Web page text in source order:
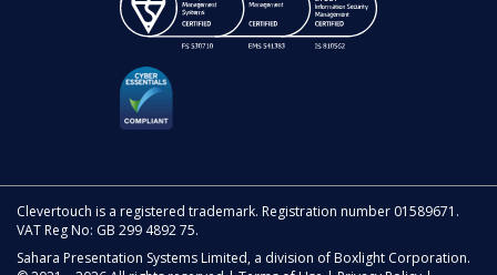
Clevertouch is a registered trademark. Registration number 01589671.
VAT Reg No: GB 299 4892 75.
Sahara Presentation Systems Limited, a division of Boxlight Corporation.